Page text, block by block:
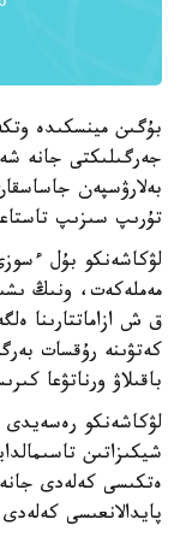
بۇگىن مينسكىدە
جەرگىلىكتى جانە
بەلارۋسپەن
تۇرىپ سىزىپ
مەملەكەت، ونىڭ
ق ش ازاماتتارىنا
كەتۋىنە رۇقسات
باقىلاۋ ورناتۋعا
لۋكاشەنكو
شيكىزاتىن
ەتكىسى كەلەدى
پايدالانعىسى